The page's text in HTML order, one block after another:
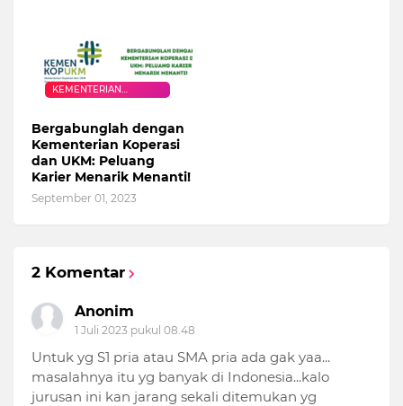
KEMENTERIAN
Bergabunglah dengan
Kementerian Koperasi
dan UKM: Peluang
Karier Menarik Menanti!
September 01, 2023
2 Komentar
Anonim
1 Juli 2023 pukul 08.48
Untuk yg S1 pria atau SMA pria ada gak yaa...
masalahnya itu yg banyak di Indonesia...kalo
jurusan ini kan jarang sekali ditemukan yg